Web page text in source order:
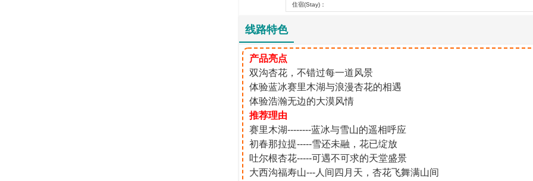
住宿(Stay)：
线路特色
产品亮点
双沟杏花，不错过每一道风景
体验蓝冰赛里木湖与浪漫杏花的相遇
体验浩瀚无边的大漠风情
推荐理由
赛里木湖--------蓝冰与雪山的遥相呼应
初春那拉提-----雪还未融，花已绽放
吐尔根杏花-----可遇不可求的天堂盛景
大西沟福寿山---人间四月天，杏花飞舞满山间